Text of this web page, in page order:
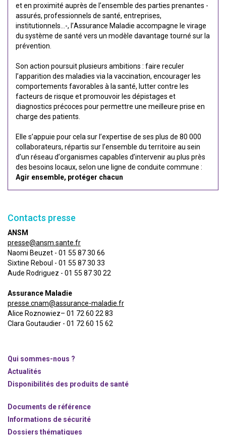
et en proximité auprès de l’ensemble des parties prenantes -
assurés, professionnels de santé, entreprises,
institutionnels…-, l’Assurance Maladie accompagne le virage
du système de santé vers un modèle davantage tourné sur la
prévention.
Son action poursuit plusieurs ambitions : faire reculer
l’apparition des maladies via la vaccination, encourager les
comportements favorables à la santé, lutter contre les
facteurs de risque et promouvoir les dépistages et
diagnostics précoces pour permettre une meilleure prise en
charge des patients.
Elle s’appuie pour cela sur l’expertise de ses plus de 80 000
collaborateurs, répartis sur l’ensemble du territoire au sein
d’un réseau d’organismes capables d’intervenir au plus près
des besoins locaux, selon une ligne de conduite commune :
Agir ensemble, protéger chacun
Contacts presse
ANSM
presse@ansm.sante.fr
Naomi Beuzet - 01 55 87 30 66
Sixtine Reboul - 01 55 87 30 33
Aude Rodriguez - 01 55 87 30 22
Assurance Maladie
presse.cnam@assurance-maladie.fr
Alice Roznowiez– 01 72 60 22 83
Clara Goutaudier - 01 72 60 15 62
Qui sommes-nous ?
Actualités
Disponibilités des produits de santé
Documents de référence
Informations de sécurité
Dossiers thématiques